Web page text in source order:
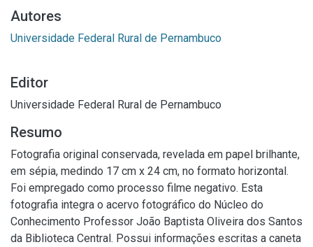
Autores
Universidade Federal Rural de Pernambuco
Editor
Universidade Federal Rural de Pernambuco
Resumo
Fotografia original conservada, revelada em papel brilhante,
em sépia, medindo 17 cm x 24 cm, no formato horizontal.
Foi empregado como processo filme negativo. Esta
fotografia integra o acervo fotográfico do Núcleo do
Conhecimento Professor João Baptista Oliveira dos Santos
da Biblioteca Central. Possui informações escritas a caneta